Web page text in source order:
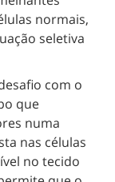
normais,
seletiva
com o
que
numa
nas células
no tecido